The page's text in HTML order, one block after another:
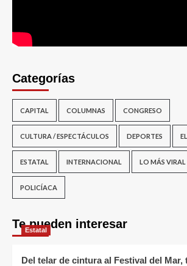
Categorías
CAPITAL COLUMNAS CONGRESO
CULTURA / ESPECTÁCULOS DEPORTES
ESTATAL INTERNACIONAL LO MÁS VIRAL
POLICÍACA
Te pueden interesar
Estatal
Del telar de cintura al Festival del